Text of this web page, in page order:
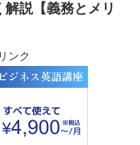
解説【義務とメリ
ンク